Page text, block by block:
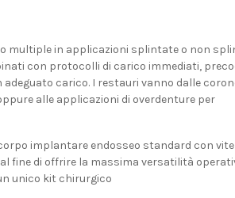
multiple in applicazioni splintate o non
con protocolli di carico immediati,
carico. I restauri vanno dalle
alle applicazioni di overdenture per
implantare endosseo standard con vite
fine di offrire la massima versatilità
unico kit chirurgico